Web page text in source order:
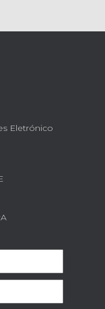
Eletrónico